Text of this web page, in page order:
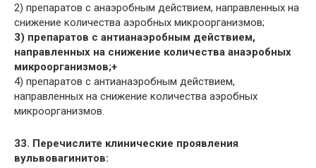
2) препаратов с анаэробным действием, направленных на
снижение количества аэробных микроорганизмов;
3) препаратов с антианаэробным действием,
направленных на снижение количества анаэробных
микроорганизмов;+
4) препаратов с антианаэробным действием,
направленных на снижение количества аэробных
микроорганизмов.
33. Перечислите клинические проявления
вульвовагинитов: